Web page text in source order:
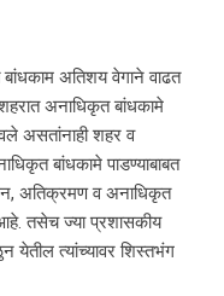
अतिशय वेगाने वाढत
अनाधिकृत बांधकामे
असतांनाही शहर व
बांधकामे पाडण्याबाबत
अतिक्रमण व अनाधिकृत
आहे. तसेच ज्या प्रशासकीय
येतील त्यांच्यावर शिस्तभंग